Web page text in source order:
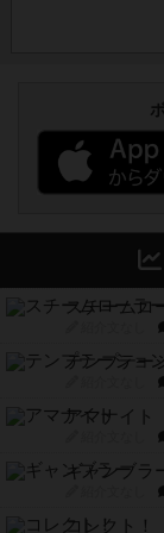
スチームロ
テンプテー
アマナイト
ギャンブラ
コレクト！